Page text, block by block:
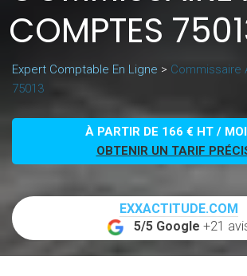
COMPTES
Expert Comptable En Ligne > Commissaire
75013
À PARTIR DE 166 € HT /
OBTENIR UN TARIF
EXXACTITUDE.COM
5/5 Google +21